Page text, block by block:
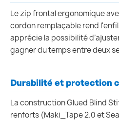
Le zip frontal ergonomique
cordon remplaçable rend
apprécie la possibilité
gagner du temps entre deux
Durabilité et protection
La construction Glued Blind
renforts (Maki_Tape 2.0 et